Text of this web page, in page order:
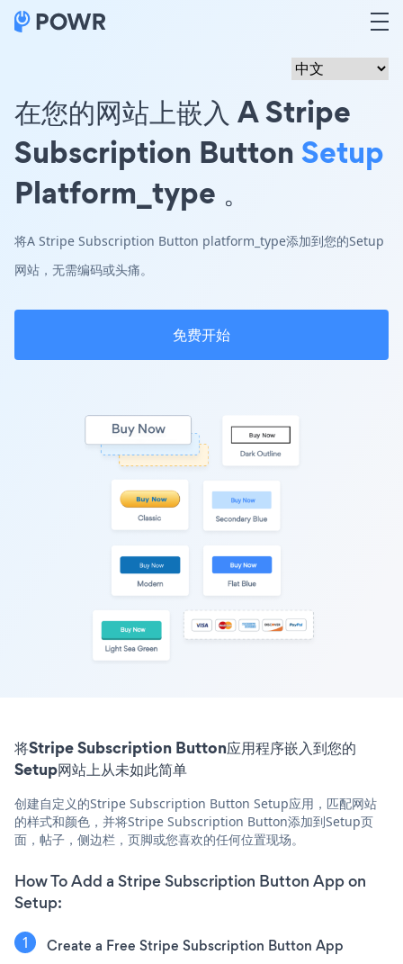
在您的网站上嵌入 A Stripe
Subscription ButtonSetup
Platform_type 。
将A Stripe Subscription Button platform_type添加到您的Setup
网站，无需编码或头痛。
免费开始
将Stripe Subscription Button应用程序嵌入到您的
Setup网站上从未如此简单
创建自定义的Stripe Subscription Button Setup应用，匹配网站
的样式和颜色，并将Stripe Subscription Button添加到Setup页
面，帖子，侧边栏，页脚或您喜欢的任何位置现场。
How To Add a Stripe Subscription Button App on
Setup:
Create a Free Stripe Subscription Button App